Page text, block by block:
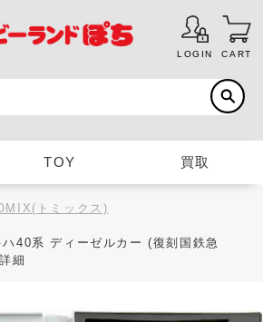
LOGIN CART
TOY 買取
トミックス)
40系 ディーゼルカー (復刻国鉄急
細